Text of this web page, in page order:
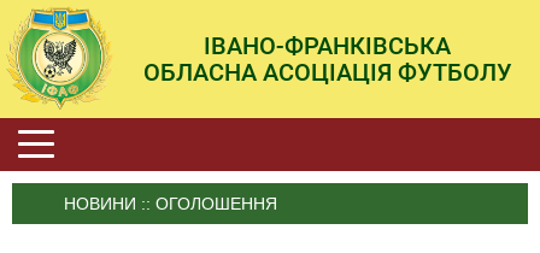
ІВАНО-ФРАНКІВСЬКА
ОБЛАСНА АСОЦІАЦІЯ ФУТБОЛУ
НОВИНИ :: ОГОЛОШЕННЯ